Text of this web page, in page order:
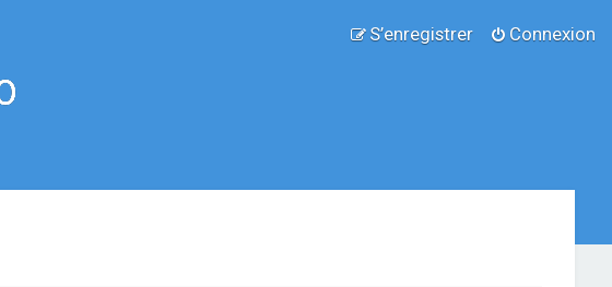
Connexion
S’enregistrer